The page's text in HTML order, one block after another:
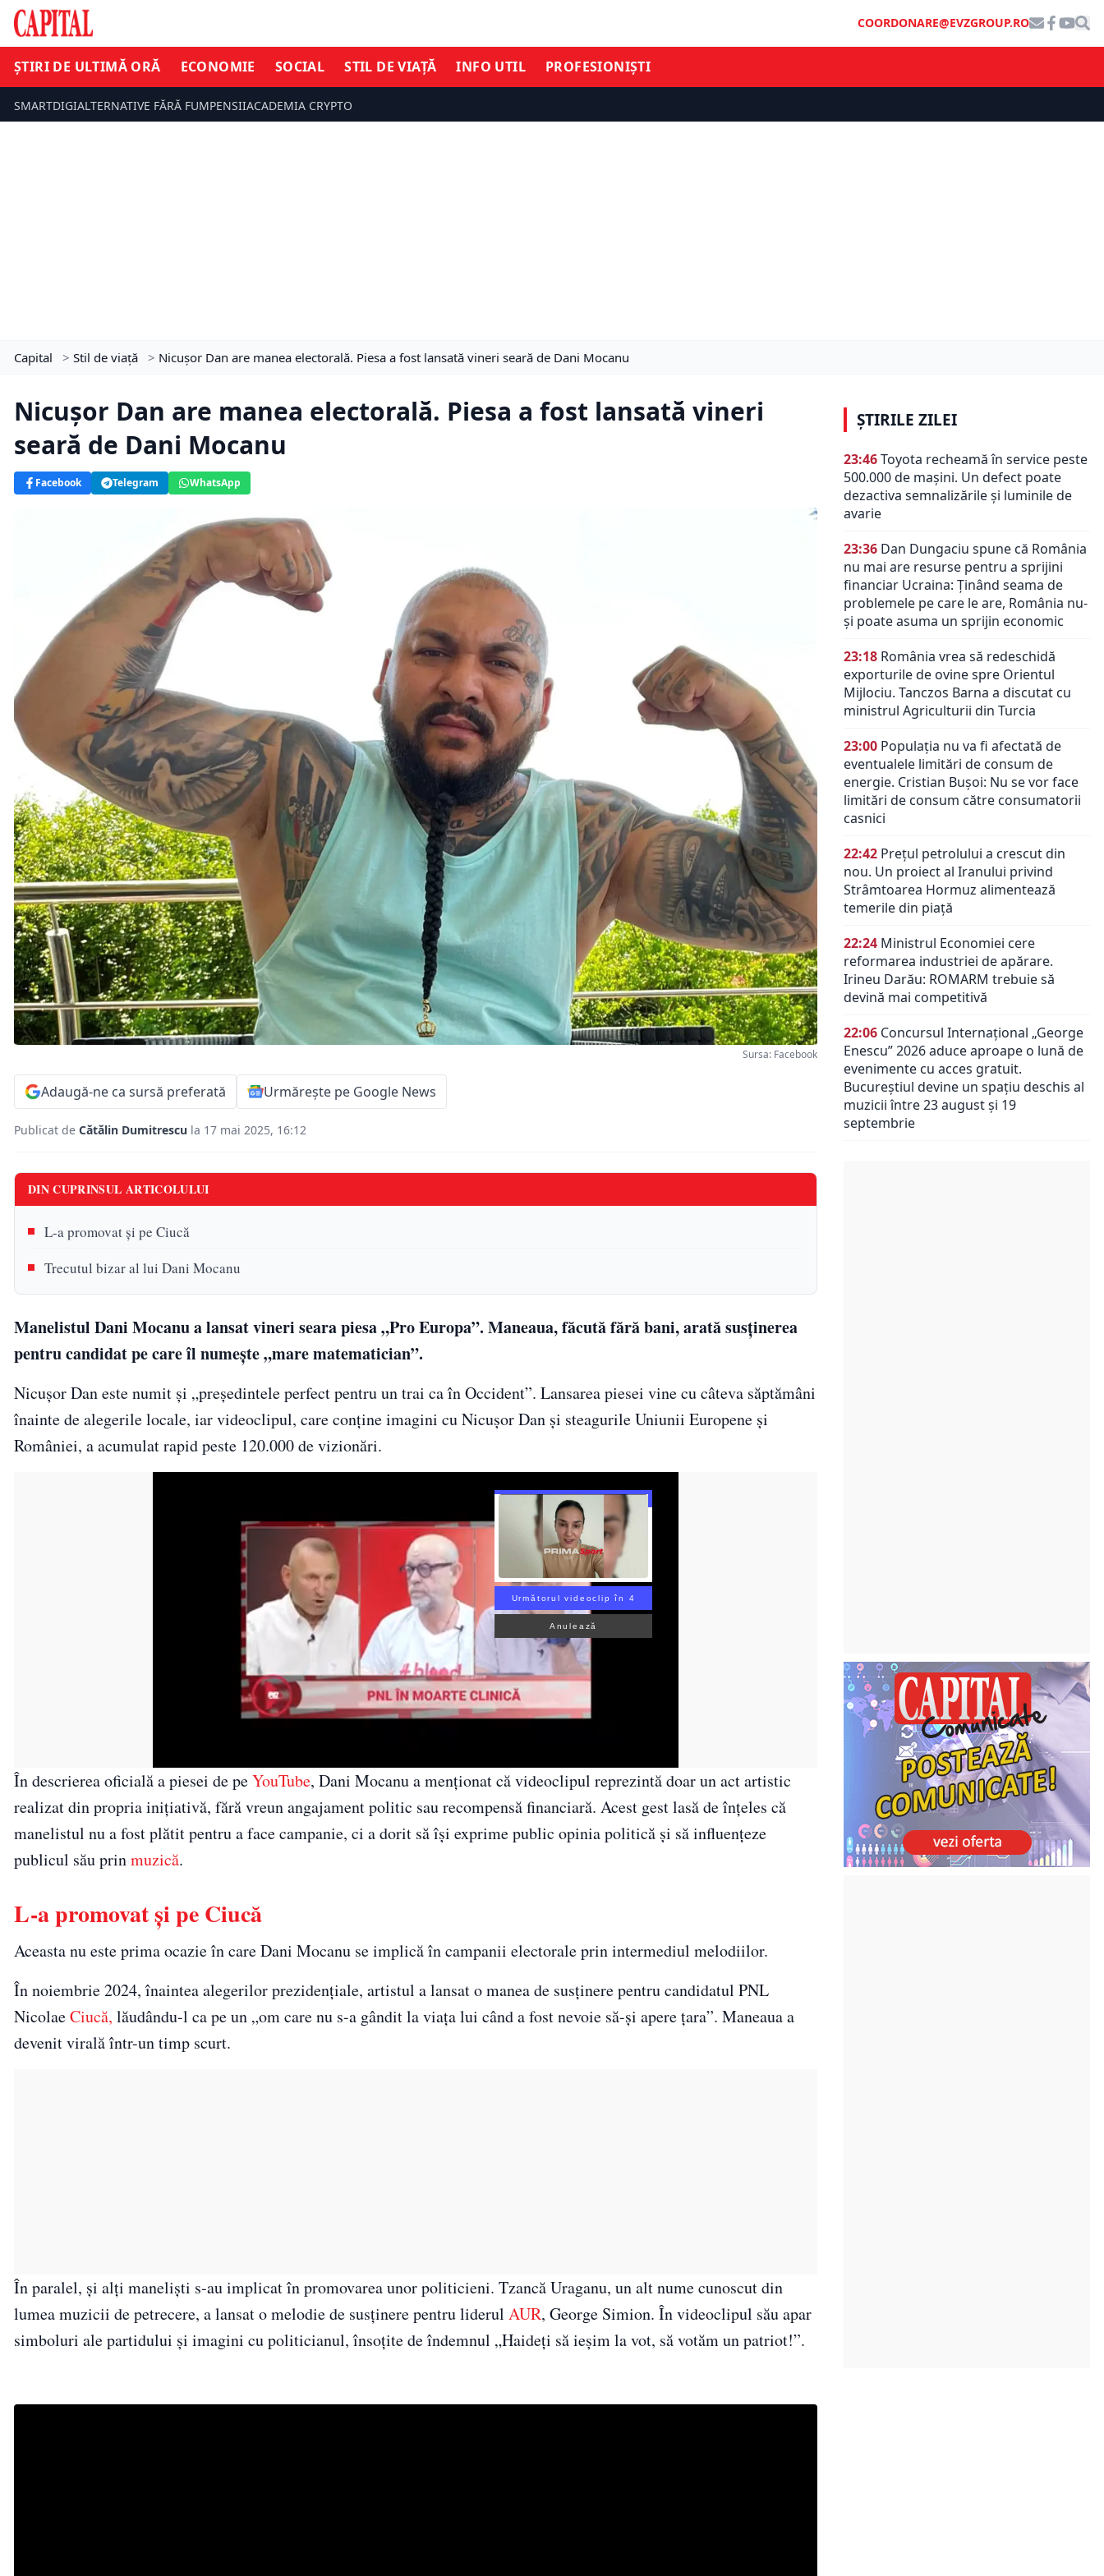
COORDONARE@EVZGROUP.RO
ȘTIRI DE ULTIMĂ ORĂ ECONOMIE SOCIAL STIL DE VIAȚĂ INFO UTIL PROFESIONIȘTI
SMARTDIGIALTERNATIVE FĂRĂ FUMPENSIIACADEMIA CRYPTO
Capital > Stil de viață > Nicușor Dan are manea electorală. Piesa a fost lansată vineri seară de Dani Mocanu
Nicușor Dan are manea electorală. Piesa a fost lansată vineri
seară de Dani Mocanu
Facebook Telegram WhatsApp
Sursa: Facebook
Adaugă-ne ca sursă preferată Urmărește pe Google News
Publicat de Cătălin Dumitrescu la 17 mai 2025, 16:12
DIN CUPRINSUL ARTICOLULUI
L-a promovat și pe Ciucă
Trecutul bizar al lui Dani Mocanu
Manelistul Dani Mocanu a lansat vineri seara piesa „Pro Europa”. Maneaua, făcută fără bani, arată susţinerea
pentru candidat pe care îl numeşte „mare matematician”.
Nicușor Dan este numit și „președintele perfect pentru un trai ca în Occident”. Lansarea piesei vine cu câteva săptămâni
înainte de alegerile locale, iar videoclipul, care conține imagini cu Nicușor Dan și steagurile Uniunii Europene și
României, a acumulat rapid peste 120.000 de vizionări.
Următorul videoclip în 3
Anulează
În descrierea oficială a piesei de peYouTube, Dani Mocanu a menționat că videoclipul reprezintă doar un act artistic
realizat din propria inițiativă, fără vreun angajament politic sau recompensă financiară. Acest gest lasă de înțeles că
manelistul nu a fost plătit pentru a face campanie, ci a dorit să își exprime public opinia politică și să influențeze
publicul său prinmuzică.
L-a promovat și pe Ciucă
Aceasta nu este prima ocazie în care Dani Mocanu se implică în campanii electorale prin intermediul melodiilor.
În noiembrie 2024, înaintea alegerilor prezidențiale, artistul a lansat o manea de susținere pentru candidatul PNL
NicolaeCiucă, lăudându-l ca pe un „om care nu s-a gândit la viața lui când a fost nevoie să-și apere țara”. Maneaua a
devenit virală într-un timp scurt.
În paralel, și alți maneliști s-au implicat în promovarea unor politicieni. Tzancă Uraganu, un alt nume cunoscut din
lumea muzicii de petrecere, a lansat o melodie de susținere pentru liderul AUR, George Simion. În videoclipul său apar
simboluri ale partidului și imagini cu politicianul, însoțite de îndemnul „Haideți să ieșim la vot, să votăm un patriot!”.
ȘTIRILE ZILEI
23:46Toyota recheamă în service peste
500.000 de mașini. Un defect poate
dezactiva semnalizările și luminile de
avarie
23:36 Dan Dungaciu spune că România
nu mai are resurse pentru a sprijini
financiar Ucraina: Ținând seama de
problemele pe care le are, România nu-
și poate asuma un sprijin economic
23:18 România vrea să redeschidă
exporturile de ovine spre Orientul
Mijlociu. Tanczos Barna a discutat cu
ministrul Agriculturii din Turcia
23:00 Populația nu va fi afectată de
eventualele limitări de consum de
energie. Cristian Bușoi: Nu se vor face
limitări de consum către consumatorii
casnici
22:42 Prețul petrolului a crescut din
nou. Un proiect al Iranului privind
Strâmtoarea Hormuz alimentează
temerile din piață
22:24 Ministrul Economiei cere
reformarea industriei de apărare.
Irineu Darău: ROMARM trebuie să
devină mai competitivă
22:06 Concursul Internațional „George
Enescu” 2026 aduce aproape o lună de
evenimente cu acces gratuit.
Bucureștiul devine un spațiu deschis al
muzicii între 23 august și 19
septembrie